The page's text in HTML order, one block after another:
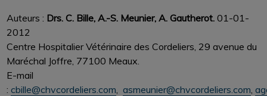
Auteurs : Drs. C. Bille, A.-S. Meunier, A. Gautherot. 01-01-
2012
Centre Hospitalier Vétérinaire des Cordeliers, 29 avenue du
Maréchal Joffre, 77100 Meaux.
E-mail
: cbille@chvcordeliers.com, asmeunier@chvcordeliers.com,